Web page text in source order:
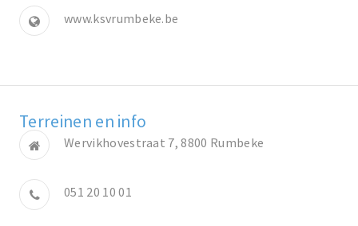
www.ksvrumbeke.be
Terreinen en info
Wervikhovestraat 7, 8800 Rumbeke
051 20 10 01